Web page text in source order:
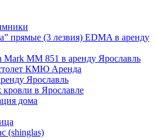
прямые (3 лезвия) EDMA в аренду
Mark MM 851 в аренду Ярославль
КМЮ Аренда
Ярославль
в Ярославле
дома
(shinglas)